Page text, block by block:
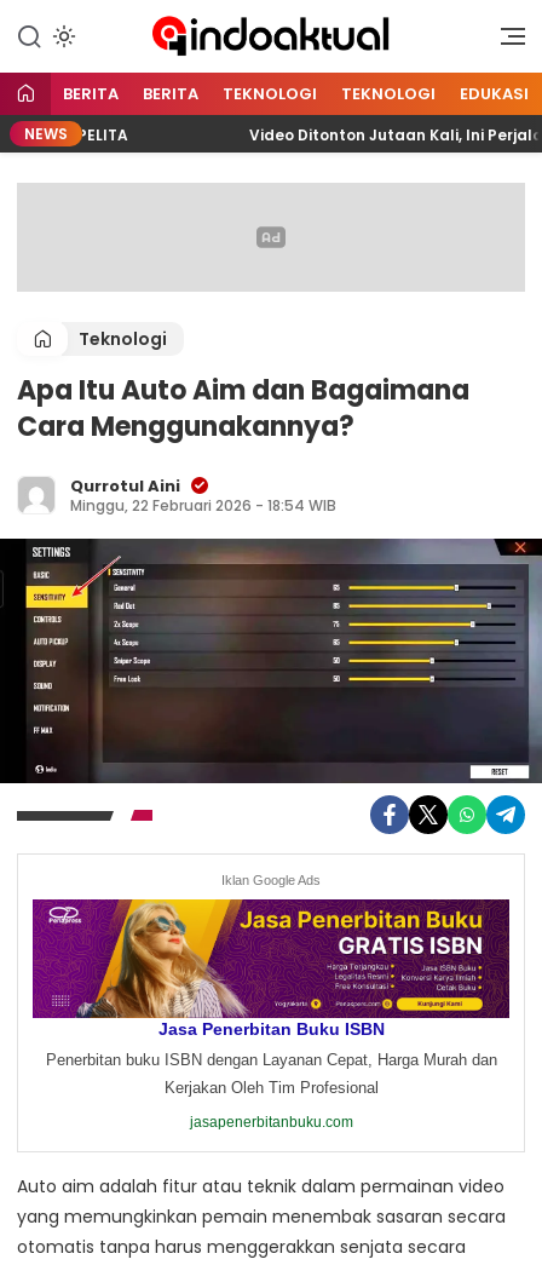
Indoaktual
Indonesia Aktual
BERITA BERITA TEKNOLOGI TEKNOLOGI EDUKASI
NEWS
PELITA Video Ditonton Jutaan Kali, Ini Perjalanan
Teknologi
Apa Itu Auto Aim dan Bagaimana
Cara Menggunakannya?
Qurrotul Aini
Minggu, 22 Februari 2026 - 18:54 WIB
Iklan Google Ads
Jasa Penerbitan Buku ISBN
Penerbitan buku ISBN dengan Layanan Cepat, Harga Murah dan
Kerjakan Oleh Tim Profesional
jasapenerbitanbuku.com
Auto aim adalah fitur atau teknik dalam permainan video
yang memungkinkan pemain menembak sasaran secara
otomatis tanpa harus menggerakkan senjata secara